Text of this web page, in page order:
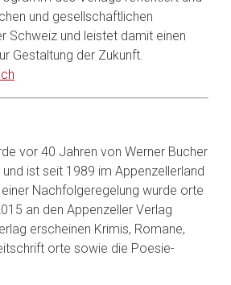
und gesellschaftlichen
Schweiz und leistet damit einen
Gestaltung der Zukunft.
vor 40 Jahren von Werner Bucher
ist seit 1989 im Appenzellerland
Nachfolgeregelung wurde orte
an den Appenzeller Verlag
erscheinen Krimis, Romane,
orte sowie die Poesie-